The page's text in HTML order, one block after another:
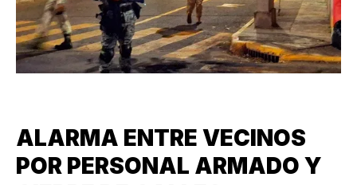
ALARMA ENTRE VECINOS
POR PERSONAL ARMADO Y